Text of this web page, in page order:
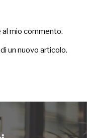
mio commento.
un nuovo articolo.